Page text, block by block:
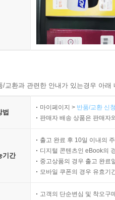
교환과 관련한 안내가 있는경우 아
법
마이페이지 > 반품/교환 신
판매자 배송 상품은 판매자
기간
출고 완료 후 10일 이내의
디지털 콘텐츠인 eBook의
중고상품의 경우 출고 완료
모바일 쿠폰의 경우 유효기
고객의 단순변심 및 착오구